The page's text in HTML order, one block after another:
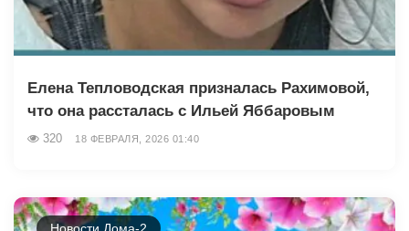
Елена Тепловодская призналась Рахимовой,
что она рассталась с Ильей Яббаровым
320 18 ФЕВРАЛЯ, 2026 01:40
Новости Дома-2